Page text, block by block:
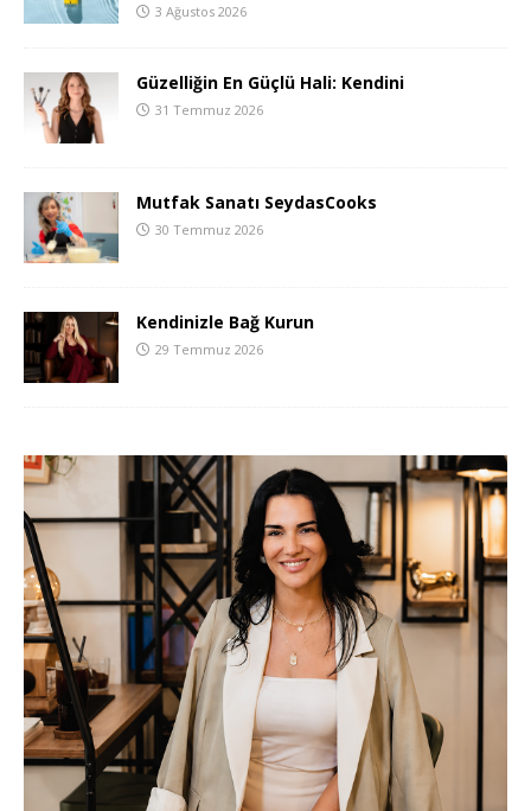
3 Ağustos 2026
Güzelliğin En Güçlü Hali: Kendini
31 Temmuz 2026
Mutfak Sanatı SeydasCooks
30 Temmuz 2026
Kendinizle Bağ Kurun
29 Temmuz 2026